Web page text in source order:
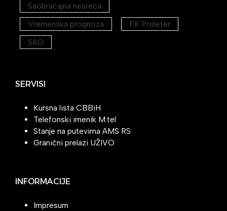
Saobraćajna nesreća
Vremenska prognoza
FK Proleter
SAD
SERVISI
Kursna lista CBBiH
Telefonski imenik M:tel
Stanje na putevima AMS RS
Granični prelazi UŽIVO
INFORMACIJE
Impresum